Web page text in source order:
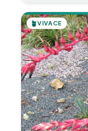
🪴VIVACE